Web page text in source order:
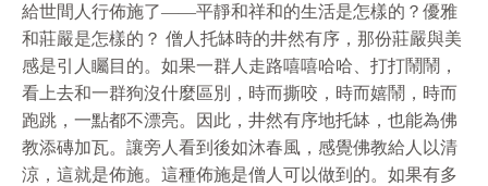
給世間人行佈施了——平靜和祥和的生活是怎樣的？優雅
和莊嚴是怎樣的？ 僧人托缽時的井然有序，那份莊嚴與美
感是引人矚目的。如果一群人走路嘻嘻哈哈、打打鬧鬧，
看上去和一群狗沒什麼區別，時而撕咬，時而嬉鬧，時而
跑跳，一點都不漂亮。因此，井然有序地托缽，也能為佛
教添磚加瓦。讓旁人看到後如沐春風，感覺佛教給人以清
涼，這就是佈施。這種佈施是僧人可以做到的。如果有多